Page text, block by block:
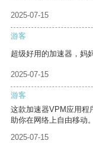
2025-07-15
游客
超级好用的加速器，妈
2025-07-15
游客
这款加速器VPM应用程
助你在网络上自由移动。
2025-07-15